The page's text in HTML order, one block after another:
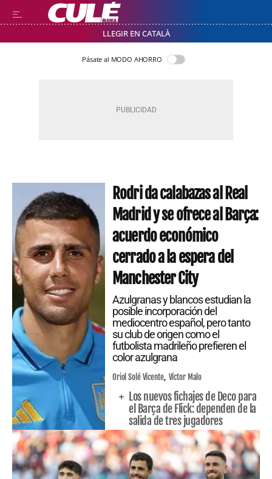
LLEGIR EN CATALÀ
Pásate al MODO AHORRO
Rodri da calabazas al Real
Madrid y se ofrece al Barça:
acuerdo económico
cerrado a la espera del
Manchester City
Azulgranas y blancos estudian la
posible incorporación del
mediocentro español, pero tanto
su club de origen como el
futbolista madrileño prefieren el
color azulgrana
Oriol Solé Vicente Víctor Malo
Los nuevos fichajes de Deco para
el Barça de Flick: dependen de la
salida de tres jugadores